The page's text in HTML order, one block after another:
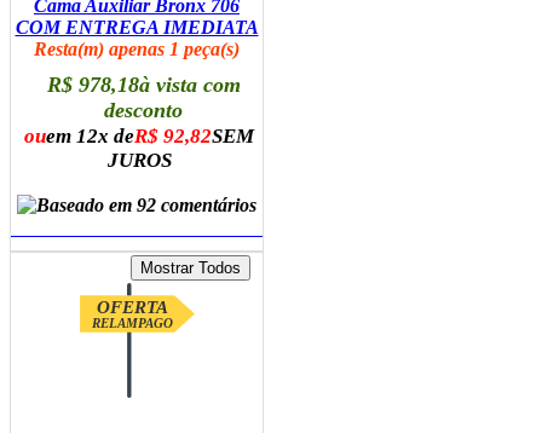
Cama Auxiliar Bronx 706
COM ENTREGA IMEDIATA
Resta(m) apenas 1 peça(s)
R$ 978,18à vista com
desconto
ouem 12x deR$ 92,82SEM
JUROS
OFERTA
RELAMPAGO